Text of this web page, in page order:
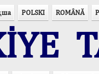
POLSKI ROMÂNĂ